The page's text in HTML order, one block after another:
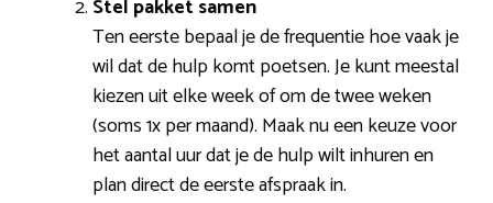
Stel pakket samen
Ten eerste bepaal je de frequentie hoe vaak je
wil dat de hulp komt poetsen. Je kunt meestal
kiezen uit elke week of om de twee weken
(soms 1x per maand). Maak nu een keuze voor
het aantal uur dat je de hulp wilt inhuren en
plan direct de eerste afspraak in.